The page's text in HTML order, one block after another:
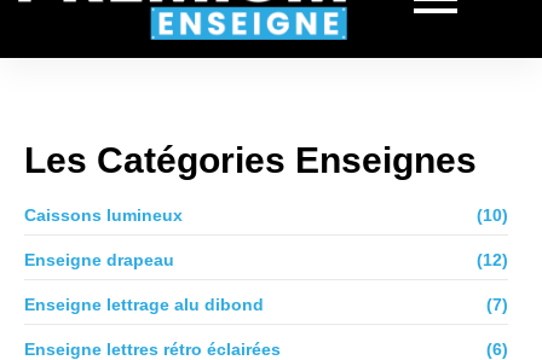
Les Catégories Enseignes
Caissons lumineux (10)
Enseigne drapeau (12)
Enseigne lettrage alu dibond (7)
Enseigne lettres rétro éclairées (6)